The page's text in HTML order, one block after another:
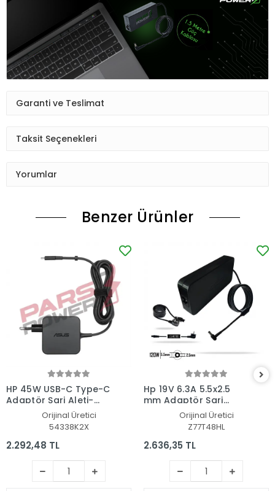
Garanti ve Teslimat
Taksit Seçenekleri
Yorumlar
Benzer Ürünler
HP 45W USB-C Type-C
Adaptör Şarj Aleti-
Orijinal Üretici
54338K2X
2.292,48 TL
Hp 19V 6.3A 5.5x2.5
mm Adaptör Şarj
Aleti-CihazıOrijinal Üretici
Z77T48HL
2.636,35 TL